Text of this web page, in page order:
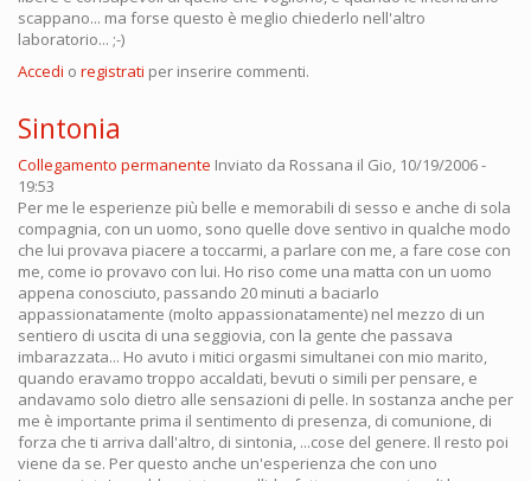
scappano... ma forse questo è meglio chiederlo nell'altro
laboratorio... ;-)
Accedi o registrati per inserire commenti.
Sintonia
Collegamento permanente Inviato da Rossana il Gio, 10/19/2006 -
19:53
Per me le esperienze più belle e memorabili di sesso e anche di sola
compagnia, con un uomo, sono quelle dove sentivo in qualche modo
che lui provava piacere a toccarmi, a parlare con me, a fare cose con
me, come io provavo con lui. Ho riso come una matta con un uomo
appena conosciuto, passando 20 minuti a baciarlo
appassionatamente (molto appassionatamente) nel mezzo di un
sentiero di uscita di una seggiovia, con la gente che passava
imbarazzata... Ho avuto i mitici orgasmi simultanei con mio marito,
quando eravamo troppo accaldati, bevuti o simili per pensare, e
andavamo solo dietro alle sensazioni di pelle. In sostanza anche per
me è importante prima il sentimento di presenza, di comunione, di
forza che ti arriva dall'altro, di sintonia, ...cose del genere. Il resto poi
viene da se. Per questo anche un'esperienza che con uno